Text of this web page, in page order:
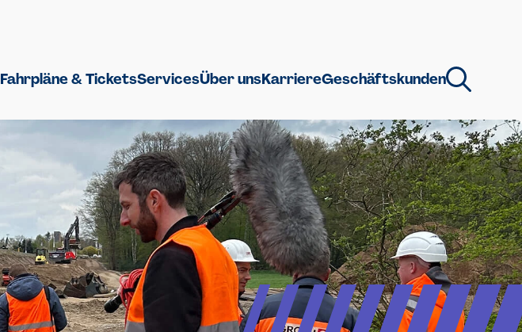
Fahrpläne & TicketsServicesÜber unsKarriereGeschäftskunden